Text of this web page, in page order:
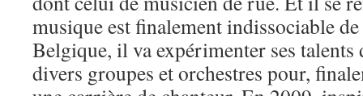
musique est finalement indissociable
Belgique, il va expérimenter ses talents
divers groupes et orchestres pour,